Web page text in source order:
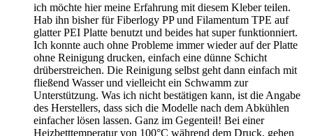
ich möchte hier meine Erfahrung mit diesem Kleber teilen.
Hab ihn bisher für Fiberlogy PP und Filamentum TPE auf
glatter PEI Platte benutzt und beides hat super funktionniert.
Ich konnte auch ohne Probleme immer wieder auf der Platte
ohne Reinigung drucken, einfach eine dünne Schicht
drüberstreichen. Die Reinigung selbst geht dann einfach mit
fließend Wasser und vielleicht ein Schwamm zur
Unterstützung. Was ich nicht bestätigen kann, ist die Angabe
des Herstellers, dass sich die Modelle nach dem Abkühlen
einfacher lösen lassen. Ganz im Gegenteil! Bei einer
Heizbetttemperatur von 100°C während dem Druck, gehen